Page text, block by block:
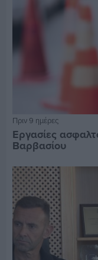
Πριν 9 ημέρες
Εργασίες
Βαρβασίου